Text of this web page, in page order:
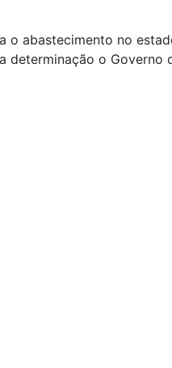
abastecimento no
determinação o Governo